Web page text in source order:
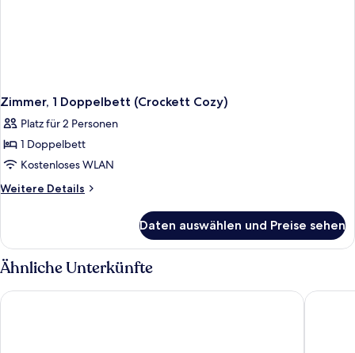
Zimmer, 1 Doppelbett (Crockett Cozy)
Platz für 2 Personen
1 Doppelbett
Kostenloses WLAN
Weitere Details
Weitere
1
Doppelbett
(Crockett
Cozy)
Daten auswählen und Preise sehen
Ähnliche Unterkünfte
Menger Hotel La